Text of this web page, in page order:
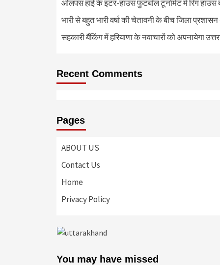
ओलंपस हाई के इंटर-हाउस फुटबॉल टूर्नामेंट में रिग हाउस
भारी से बहुत भारी वर्षा की चेतावनी के बीच जिला
सहकारी बैंकिंग में हरियाणा के नवाचारों को अपनायेगा
Recent Comments
Pages
ABOUT US
Contact Us
Home
Privacy Policy
You may have missed